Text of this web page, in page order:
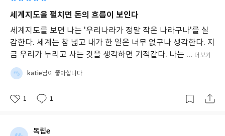
세계지도을 펼치면 돈의 흐름이 보인다
세계지도를 보면 나는 '우리나라가 정말 작은 나라구나'를 실
감한다. 세계는 참 넓고 내가 한 일은 너무 없구나 생각한다. 지
금 우리가 누리고 사는 것을 생각하면 기적같다. 나는 ... 더보기
katie님이 좋아합니다
1 1
독립e